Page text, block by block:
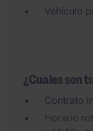
Vehículo
¿Cuáles son
Contrato
Horario